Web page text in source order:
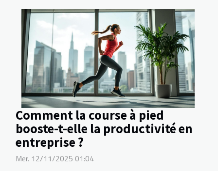
Comment la course à pied
booste-t-elle la productivité en
entreprise ?
Mer. 12/11/2025 01:04